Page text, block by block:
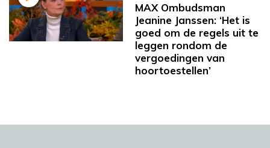
MAX Ombudsman
Jeanine Janssen: ‘Het is
goed om de regels uit te
leggen rondom de
vergoedingen van
hoortoestellen’